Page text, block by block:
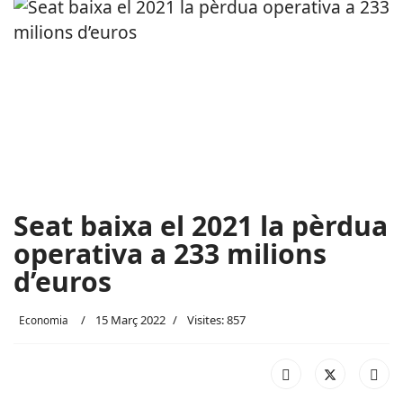
Seat baixa el 2021 la pèrdua
operativa a 233 milions
d’euros
Economia 15 Març 2022 Visites: 857